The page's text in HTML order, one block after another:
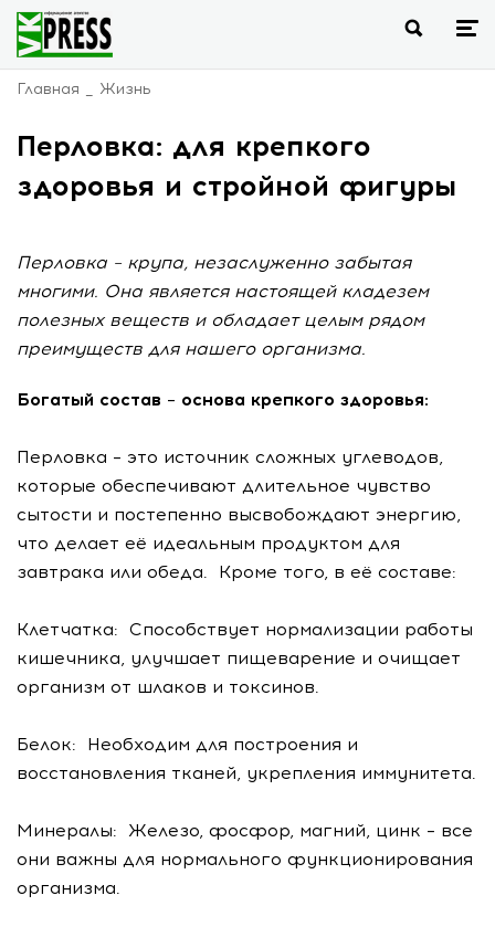
Главная Жизнь
Перловка: для крепкого
здоровья и стройной фигуры
Перловка – крупа, незаслуженно забытая
многими. Она является настоящей кладезем
полезных веществ и обладает целым рядом
преимуществ для нашего организма.
Богатый состав – основа крепкого здоровья:
Перловка – это источник сложных углеводов,
которые обеспечивают длительное чувство
сытости и постепенно высвобождают энергию,
что делает её идеальным продуктом для
завтрака или обеда. Кроме того, в её составе:
Клетчатка: Способствует нормализации работы
кишечника, улучшает пищеварение и очищает
организм от шлаков и токсинов.
Белок: Необходим для построения и
восстановления тканей, укрепления иммунитета.
Минералы: Железо, фосфор, магний, цинк – все
они важны для нормального функционирования
организма.